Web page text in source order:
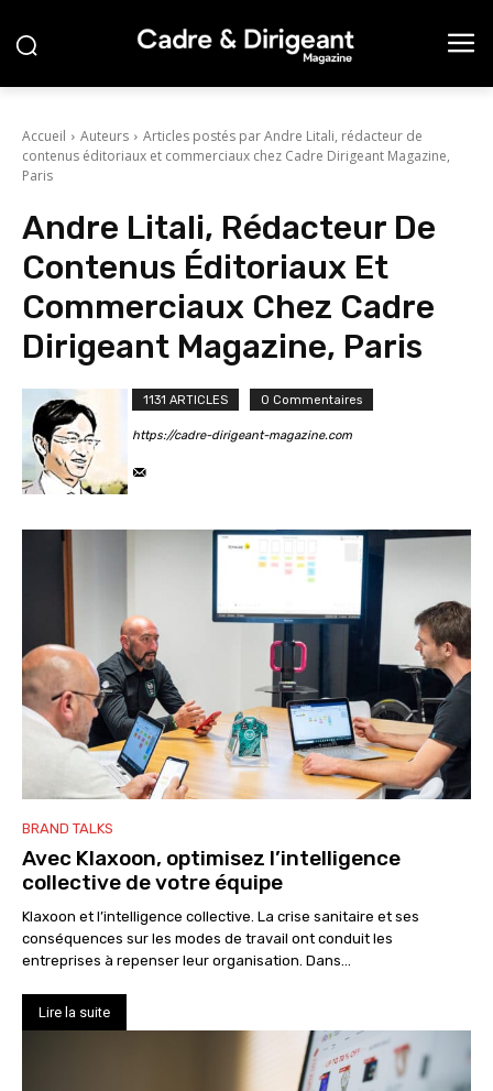
Accueil Auteurs
Articles postés par Andre Litali, rédacteur de
contenus éditoriaux et commerciaux chez Cadre Dirigeant Magazine,
Paris
Andre Litali, Rédacteur De
Contenus Éditoriaux Et
Commerciaux Chez Cadre
Dirigeant Magazine, Paris
1131 ARTICLES 0 Commentaires
https://cadre-dirigeant-magazine.com
BRAND TALKS
Avec Klaxoon, optimisez l’intelligence
collective de votre équipe
Klaxoon et l’intelligence collective. La crise sanitaire et ses
conséquences sur les modes de travail ont conduit les
entreprises à repenser leur organisation. Dans...
Lire la suite